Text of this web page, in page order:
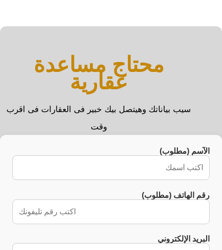
محتاج مساعدة
عقارية
سيب بياناتك وهيتصل بيك خبير فى العقارات فى اقرب
وقت
الآسم (مطلوب)
رقم الهاتف (مطلوب)
البريد الإلكتروني